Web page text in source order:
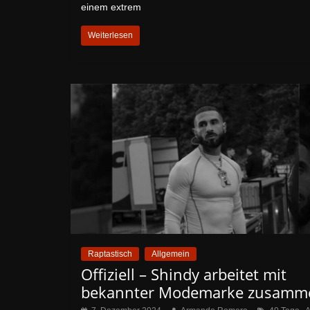
einem extrem
Weiterlesen
Raptastisch Allgemein
Offiziell – Shindy arbeitet mit
bekannter Modemarke